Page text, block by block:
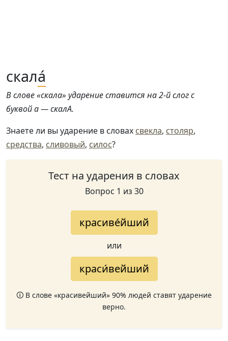
скала́
В слове «скала» ударение ставится на 2-й слог с
буквой а — скалА.
Знаете ли вы ударение в словах свекла, столяр,
средства, сливовый, силос?
Тест на ударения в словах
Вопрос 1 из 30
красиве́йший
или
краси́вейший
🛈 В слове «красивейший» 90% людей ставят ударение
верно.